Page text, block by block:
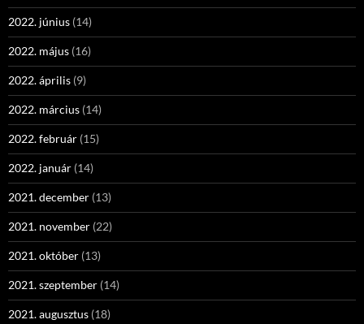
2022. június (14)
2022. május (16)
2022. április (9)
2022. március (14)
2022. február (15)
2022. január (14)
2021. december (13)
2021. november (22)
2021. október (13)
2021. szeptember (14)
2021. augusztus (18)